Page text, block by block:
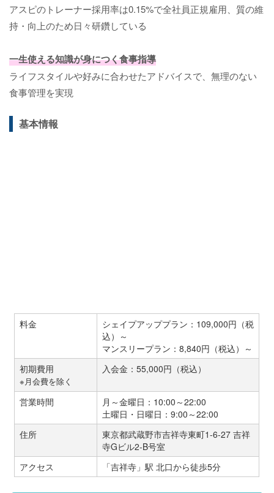
アスピのトレーナー採用率は0.15%で全社員正規雇用、質の維
持・向上のため日々研鑽している
一生使える知識が身につく食事指導
ライフスタイルや好みに合わせたアドバイスで、無理のない
食事管理を実現
基本情報
料金
シェイプアッププラン：109,000円（税
込）～
マンスリープラン：8,840円（税込）～
初期費用
※月会費を除く
入会金：55,000円（税込）
営業時間
月～金曜日：10:00～22:00
土曜日・日曜日：9:00～22:00
住所
東京都武蔵野市吉祥寺東町1-6-27 吉祥
寺Gビル2-B号室
アクセス
「吉祥寺」駅 北口から徒歩5分